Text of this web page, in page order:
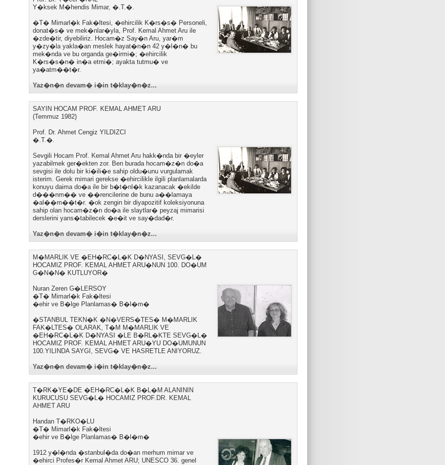
Y�ksek M�hendis Mimar, �.T.�.
�T� Mimarl�k Fak�ltesi, �ehircilik K�rs�s� Personeli,
donat�s� ve mek�nlar�yla, Prof. Kemal Ahmet Aru ile
�zde�tir, diyebiliriz. Hocam�z Say�n Aru, yar�m
y�zy�la yakla�an meslek hayat�n�n 42 y�l�n� bu
mek�nda ve bu organda ge�irmi�; �ehircilik
K�rs�s�n� in�a etmi�; ayakta tutmu� ve
ya�atm��t�r.
Yaz�n�n devam� i�in t�klay�n�z...
SAYIN HOCAM PROF. KEMAL AHMET ARU
(Temmuz 1982)
Prof. Dr. Ahmet Cengiz YILDIZCI
�.T.�.
Sevgili Hocam Prof. Kemal Ahmet Aru hakk�nda bir �eyler
yazabilmek ger�ekten zor. Ben burada hocam�z�n do�a
sevgisi ile dolu bir ki�ili�e sahip oldu�unu vurgulamak
isterim. Gerek mimari gerekse �ehircilikle ilgili planlamalarda
konuyu daima do�a ile bir b�t�nl�k kazanacak �ekilde
d���nm�� ve ��rencilerine de bunu a��lamaya
�al��m��t�r. �ok zengin bir diyapozitif koleksiyonuna
sahip olan hocam�z�n do�a ile slaytlar� peyzaj mimarisi
derslerini yans�tabilecek �e�it ve say�dad�r.
Yaz�n�n devam� i�in t�klay�n�z...
M�MARLIK VE �EH�RC�L�K D�NYASI, SEVG�L�
HOCAMIZ PROF. KEMAL AHMET ARU�NUN 100. DO�UM
G�N�N� KUTLUYOR�
Nuran Zeren G�LERSOY
�T� Mimarl�k Fak�ltesi
�ehir ve B�lge Planlamas� B�l�m�
�STANBUL TEKN�K �N�VERS�TES� M�MARLIK
FAK�LTES� OLARAK, T�M M�MARLIK VE
�EH�RC�L�K D�NYASI �LE B�RL�KTE SEVG�L�
HOCAMIZ PROF. KEMAL AHMET ARU�YU DO�UMUNUN
100.YILINDA SAYGI, SEVG� VE HASRETLE ANIYORUZ.
Yaz�n�n devam� i�in t�klay�n�z...
T�RK�YE�DE �EH�RC�L�K B�L�M ALANININ
KURUCUSU SEVG�L� HOCAMIZ PROF.DR. KEMAL
AHMET ARU
Handan T�RKO�LU
�T� Mimarl�k Fak�ltesi
�ehir ve B�lge Planlamas� B�l�m�
1912 y�l�nda �stanbul�da do�an merhum mimar ve
�ehirci Profes�r Kemal Ahmet ARU; UNESCO 36. genel